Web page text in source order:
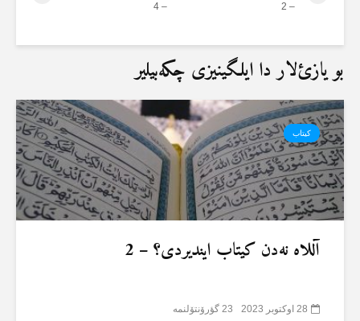
– 4
– 2
بو یازئ‌لار دا ایلگینیزی چکەبیلیر
کیتاب
آللاه نەدن کیتاب ایندیردی؟ – 2
28 اوکتوبر 2023 23 گؤرۆنتۆلنمە